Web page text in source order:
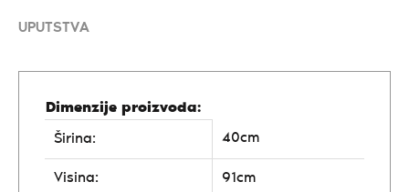
UPUTSTVA
Dimenzije proizvoda:
Širina:
40cm
Visina: 91cm